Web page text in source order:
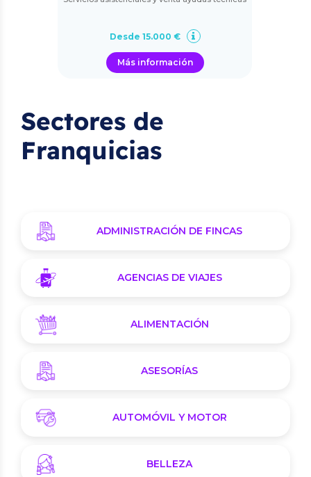
Desde 15.000 €
Más información
Sectores de
Franquicias
ADMINISTRACIÓN DE FINCAS
AGENCIAS DE VIAJES
ALIMENTACIÓN
ASESORÍAS
AUTOMÓVIL Y MOTOR
BELLEZA